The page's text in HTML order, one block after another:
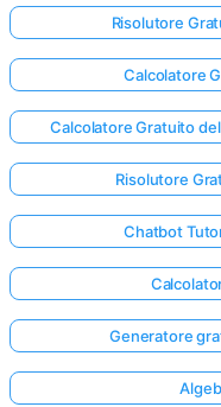
Risolutore
Calcolatore
Calcolatore Gratuito
Risolutore
Chatbot
Generatore